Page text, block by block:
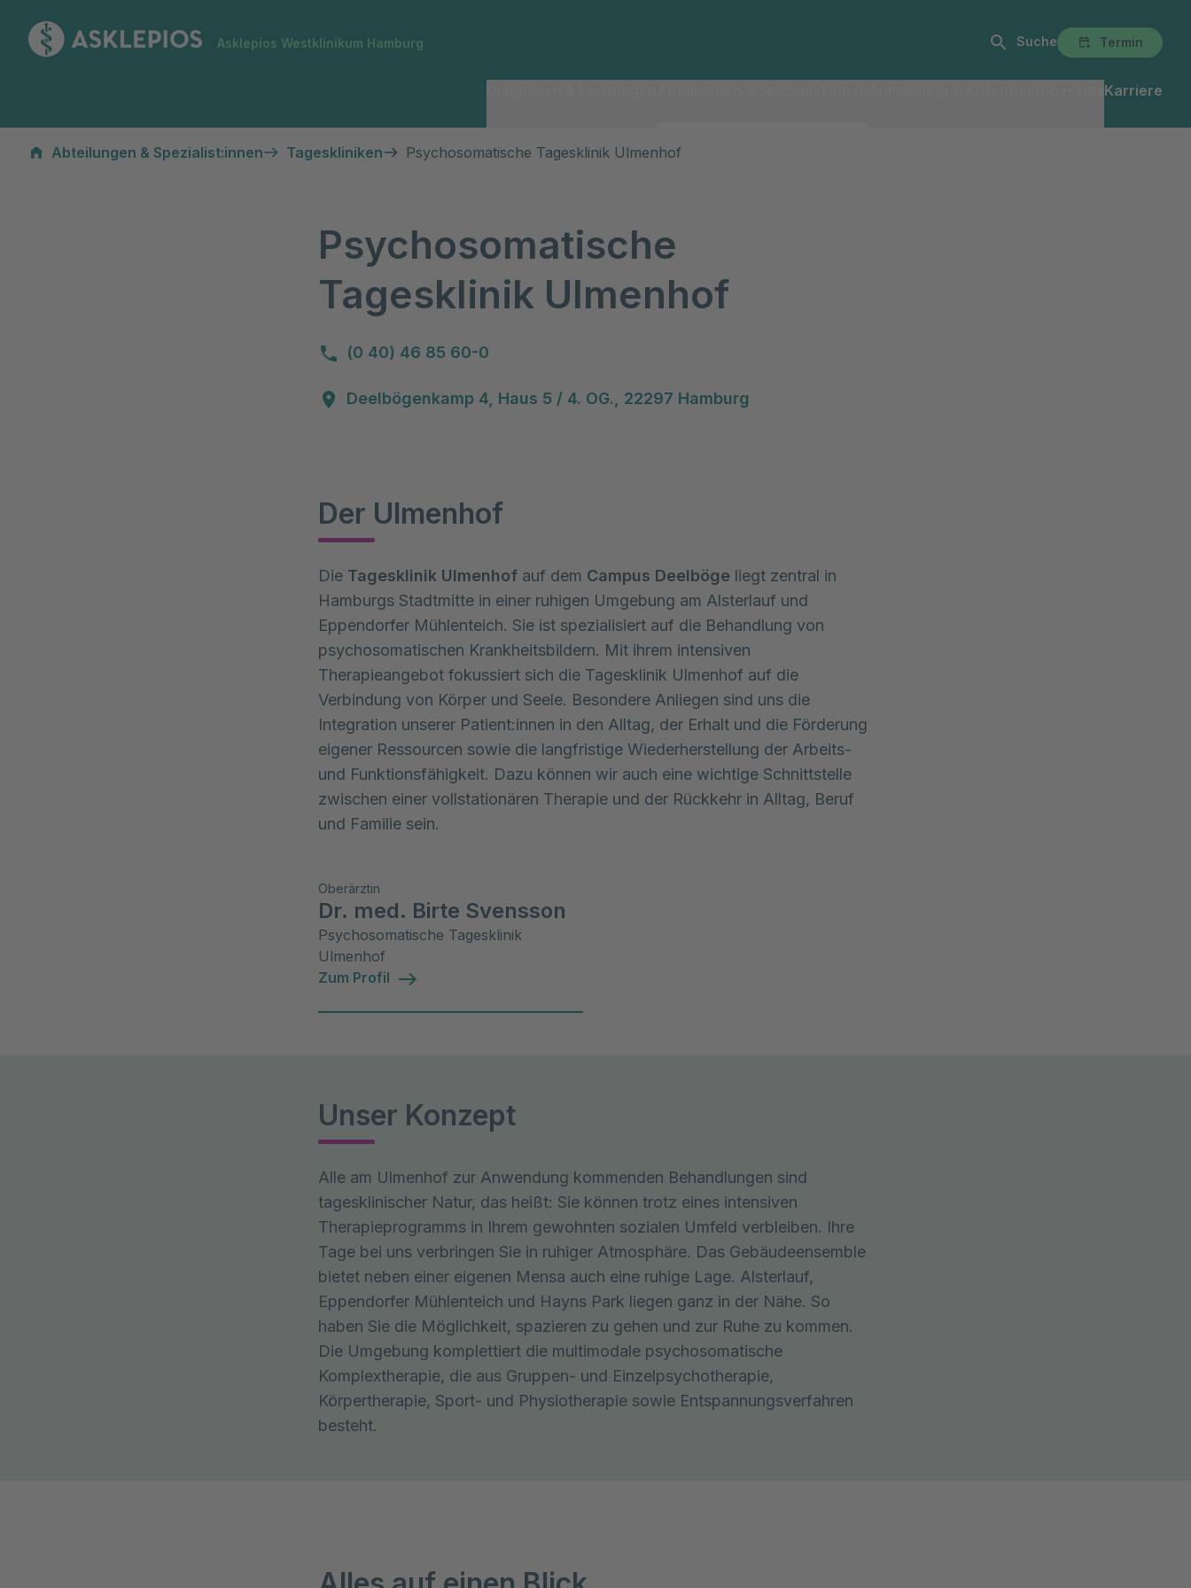
Asklepios Westklinikum Hamburg Suche Termin
Karriere
Abteilungen & Spezialist:innen
Tageskliniken Psychosomatische Tagesklinik Ulmenhof
Psychosomatische
Tagesklinik Ulmenhof
(0 40) 46 85 60-0
Deelbögenkamp 4, Haus 5 / 4. OG., 22297 Hamburg
Der Ulmenhof
Die Tagesklinik Ulmenhof auf dem Campus Deelböge liegt zentral in
Hamburgs Stadtmitte in einer ruhigen Umgebung am Alsterlauf und
Eppendorfer Mühlenteich. Sie ist spezialisiert auf die Behandlung von
psychosomatischen Krankheitsbildern. Mit ihrem intensiven
Therapieangebot fokussiert sich die Tagesklinik Ulmenhof auf die
Verbindung von Körper und Seele. Besondere Anliegen sind uns die
Integration unserer Patient:innen in den Alltag, der Erhalt und die Förderung
eigener Ressourcen sowie die langfristige Wiederherstellung der Arbeits-
und Funktionsfähigkeit. Dazu können wir auch eine wichtige Schnittstelle
zwischen einer vollstationären Therapie und der Rückkehr in Alltag, Beruf
und Familie sein.
Oberärztin
Dr. med. Birte Svensson
Psychosomatische Tagesklinik
Ulmenhof
Zum Profil
Unser Konzept
Alle am Ulmenhof zur Anwendung kommenden Behandlungen sind
tagesklinischer Natur, das heißt: Sie können trotz eines intensiven
Therapieprogramms in Ihrem gewohnten sozialen Umfeld verbleiben. Ihre
Tage bei uns verbringen Sie in ruhiger Atmosphäre. Das Gebäudeensemble
bietet neben einer eigenen Mensa auch eine ruhige Lage. Alsterlauf,
Eppendorfer Mühlenteich und Hayns Park liegen ganz in der Nähe. So
haben Sie die Möglichkeit, spazieren zu gehen und zur Ruhe zu kommen.
Die Umgebung komplettiert die multimodale psychosomatische
Komplextherapie, die aus Gruppen- und Einzelpsychotherapie,
Körpertherapie, Sport- und Physiotherapie sowie Entspannungsverfahren
besteht.